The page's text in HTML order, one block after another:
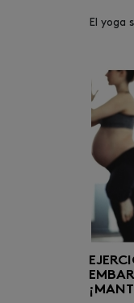
El yoga
Hoy en